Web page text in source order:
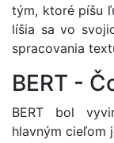
tým, ktoré píšu
líšia sa vo
spracovania
BERT -
BERT bol
hlavným cieľom